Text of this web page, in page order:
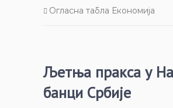
Огласна табла Економија
Љетња пракса у
банци Србије